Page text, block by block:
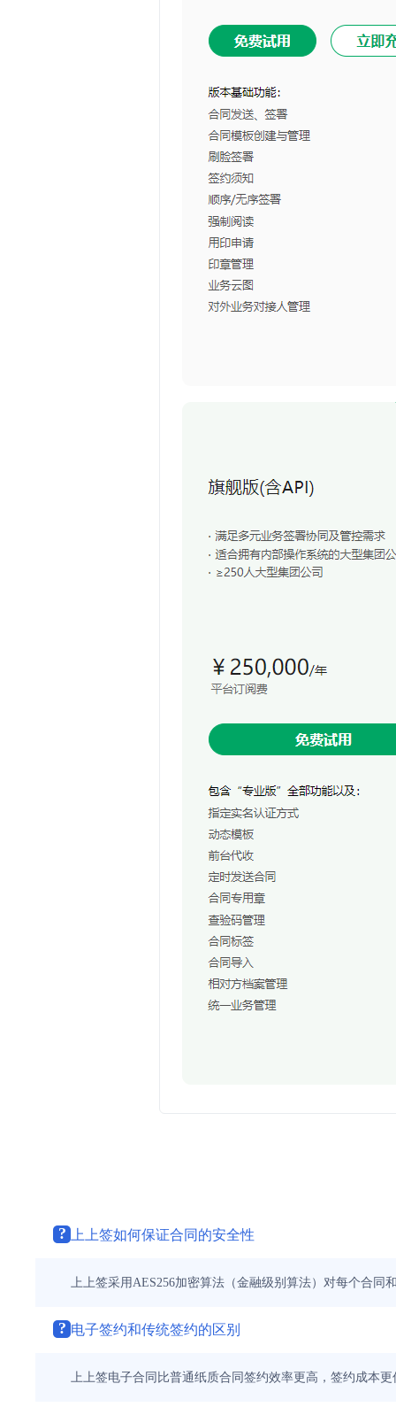
? 上上签如何保证合同的安全性
上上签采用AES256加密算法（金融级别算法）对每个合
? 电子签约和传统签约的区别
上上签电子合同比普通纸质合同签约效率更高，签约成本